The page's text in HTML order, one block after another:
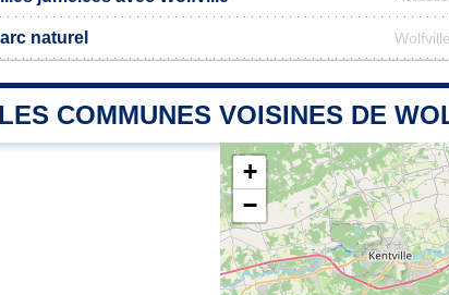
naturel
LES COMMUNES VOISINES DE
+
−